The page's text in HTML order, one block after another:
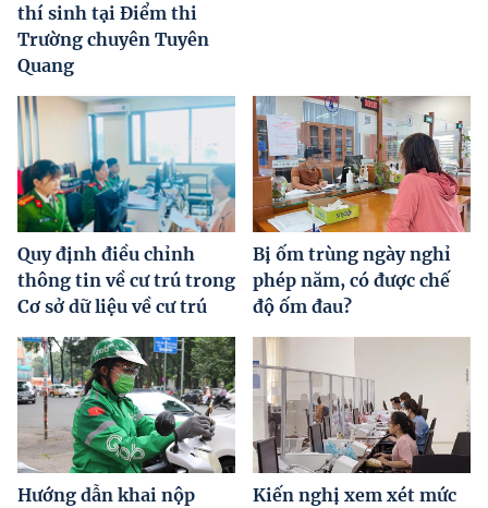
thí sinh tại Điểm thi
Trường chuyên Tuyên
Quang
Quy định điều chỉnh
thông tin về cư trú trong
Cơ sở dữ liệu về cư trú
Bị ốm trùng ngày nghỉ
phép năm, có được chế
độ ốm đau?
Hướng dẫn khai nộp
Kiến nghị xem xét mức